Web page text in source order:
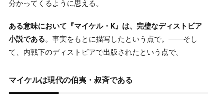
分かってくるように思える。
ある意味において『マイケル・K』は、完璧なディストピア
小説である。事実をもとに描写したという点で。――そし
て、内戦下のディストピアで出版されたという点で。
マイケルは現代の伯夷・叔斉である